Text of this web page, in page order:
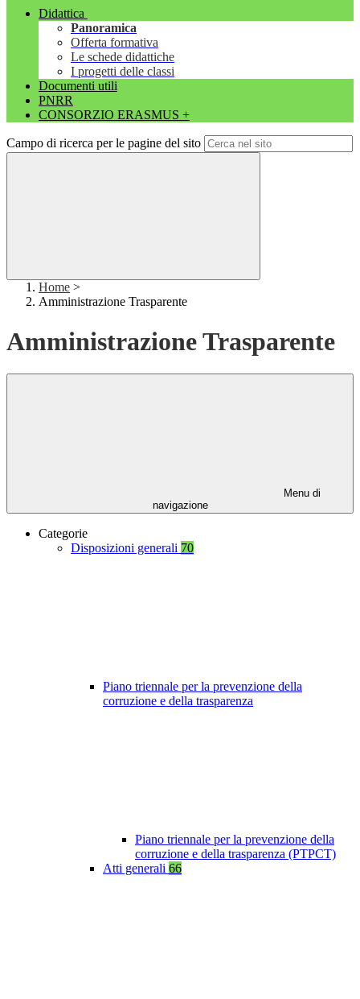
Didattica
Panoramica
Offerta formativa
Le schede didattiche
I progetti delle classi
Documenti utili
PNRR
CONSORZIO ERASMUS +
Campo di ricerca per le pagine del sito
Home >
Amministrazione Trasparente
Amministrazione Trasparente
Menu di
navigazione
Categorie
Disposizioni generali 70
Piano triennale per la prevenzione della
corruzione e della trasparenza
Piano triennale per la prevenzione della
corruzione e della trasparenza (PTPCT)
Atti generali 66